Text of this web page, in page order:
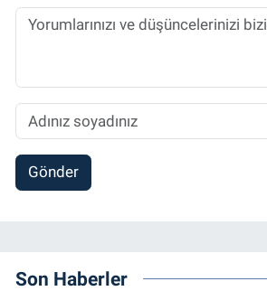
Gönder
Son Haberler